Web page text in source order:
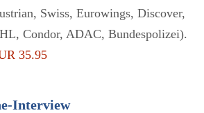
Swiss, Eurowings, Discover,
Condor, ADAC, Bundespolizei).
35.95
Interview